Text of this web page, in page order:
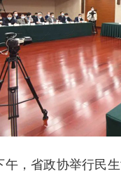
午，省政协举行民